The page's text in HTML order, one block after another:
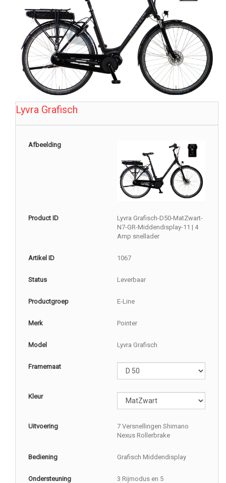
Lyvra Grafisch
Afbeelding
Product ID
Lyvra Grafisch-D50-MatZwart-
N7-GR-Middendisplay-11 | 4
Amp snellader
Artikel ID 1067
Status Leverbaar
Productgroep E-Line
Merk Pointer
Model Lyvra Grafisch
Framemaat
Kleur
Uitvoering
7 Versnellingen Shimano
Nexus Rollerbrake
Bediening Grafisch Middendisplay
Ondersteuning
3 Rijmodus en 5